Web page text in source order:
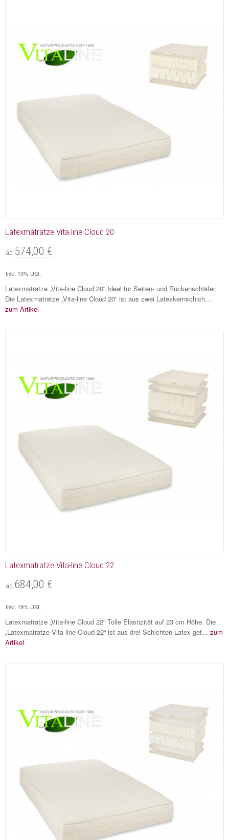
Latexmatratze Vita-line Cloud 20
ab 574,00 €
Inkl. 19% USt.
Latexmatratze „Vita-line Cloud 20“ Ideal für Seiten- und Rückenschläfer.
Die Latexmatratze „Vita-line Cloud 20“ ist aus zwei Latexkernschich...
zum Artikel
Latexmatratze Vita-line Cloud 22
ab 684,00 €
Inkl. 19% USt.
Latexmatratze „Vita-line Cloud 22“ Tolle Elastizität auf 23 cm Höhe. Die
„Latexmatratze Vita-line Cloud 22“ ist aus drei Schichten Latex gef... zum
Artikel